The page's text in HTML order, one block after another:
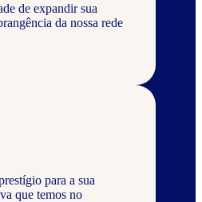
de expandir sua
da nossa rede
para a sua
que temos no